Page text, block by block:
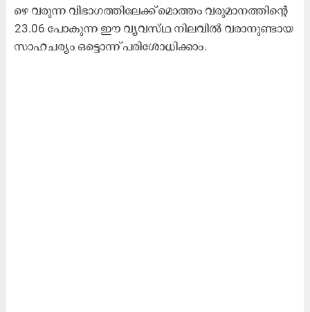
ഴെ വ​രു​ന്ന വി​ഭാ​ഗ​ത്തി​ലേ​ക്ക് മൊ​ത്തം വ​രു​മാ​ന​ത്തി​ന്റെ
23.06 പോ​കു​ന്ന ഈ ​വ്യ​വ​സ്​​ഥ നി​ല​വി​ൽ വ​രാ​നു​ണ്ടാ​യ
സാ​ഹ​ച​ര്യം ഒ​ട്ടൊ​ന്ന് പ​രി​ശോ​ധി​ക്കാം.